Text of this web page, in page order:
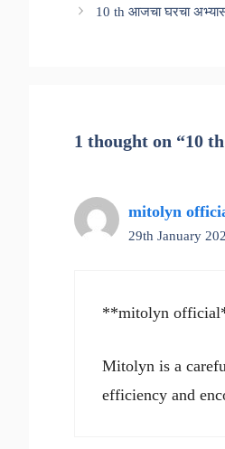
10 th आजचा घरचा
1 thought on “10
mitolyn
29th January
**mitolyn
Mitolyn is a
efficiency and